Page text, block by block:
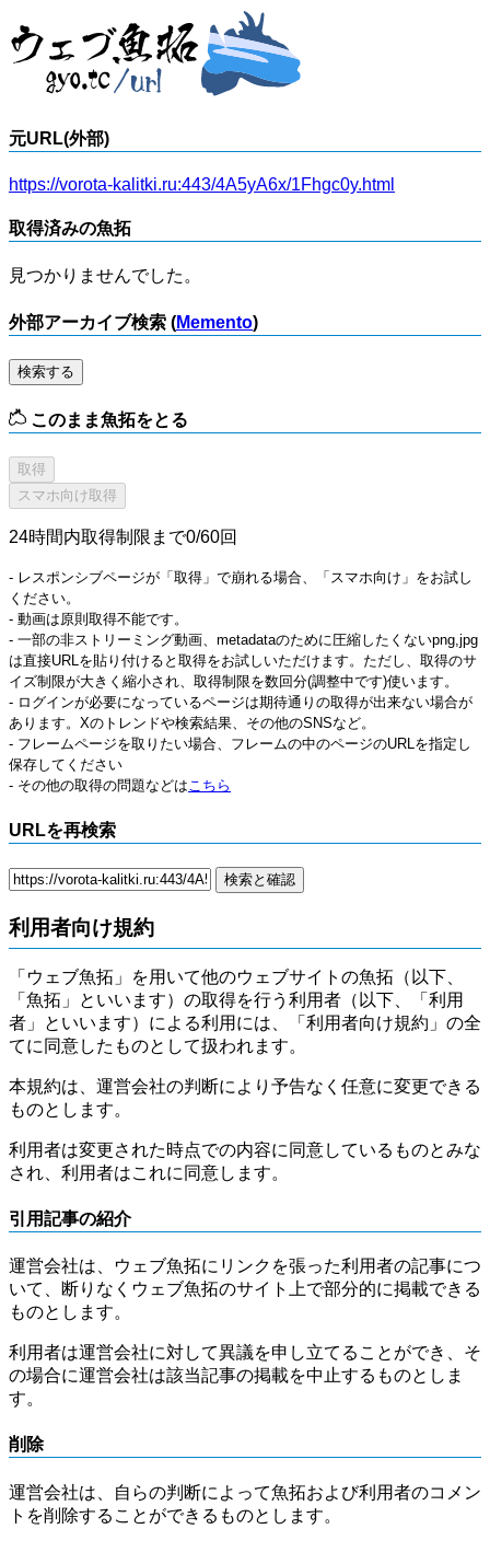
元URL(外部)
https://vorota-kalitki.ru:443/4A5yA6x/1Fhgc0y.html
取得済みの魚拓
見つかりませんでした。
外部アーカイブ検索 (Memento)
検索する
このまま魚拓をとる
24時間内取得制限まで0/60回
- レスポンシブページが「取得」で崩れる場合、「スマホ向け」をお試し
ください。
- 動画は原則取得不能です。
- 一部の非ストリーミング動画、metadataのために圧縮したくないpng,jpg
は直接URLを貼り付けると取得をお試しいただけます。ただし、取得のサ
イズ制限が大きく縮小され、取得制限を数回分(調整中です)使います。
- ログインが必要になっているページは期待通りの取得が出来ない場合が
あります。Xのトレンドや検索結果、その他のSNSなど。
- フレームページを取りたい場合、フレームの中のページのURLを指定し
保存してください
- その他の取得の問題などはこちら
URLを再検索
利用者向け規約
「ウェブ魚拓」を用いて他のウェブサイトの魚拓（以下、
「魚拓」といいます）の取得を行う利用者（以下、「利用
者」といいます）による利用には、「利用者向け規約」の全
てに同意したものとして扱われます。
本規約は、運営会社の判断により予告なく任意に変更できる
ものとします。
利用者は変更された時点での内容に同意しているものとみな
され、利用者はこれに同意します。
引用記事の紹介
運営会社は、ウェブ魚拓にリンクを張った利用者の記事につ
いて、断りなくウェブ魚拓のサイト上で部分的に掲載できる
ものとします。
利用者は運営会社に対して異議を申し立てることができ、そ
の場合に運営会社は該当記事の掲載を中止するものとしま
す。
削除
運営会社は、自らの判断によって魚拓および利用者のコメン
トを削除することができるものとします。